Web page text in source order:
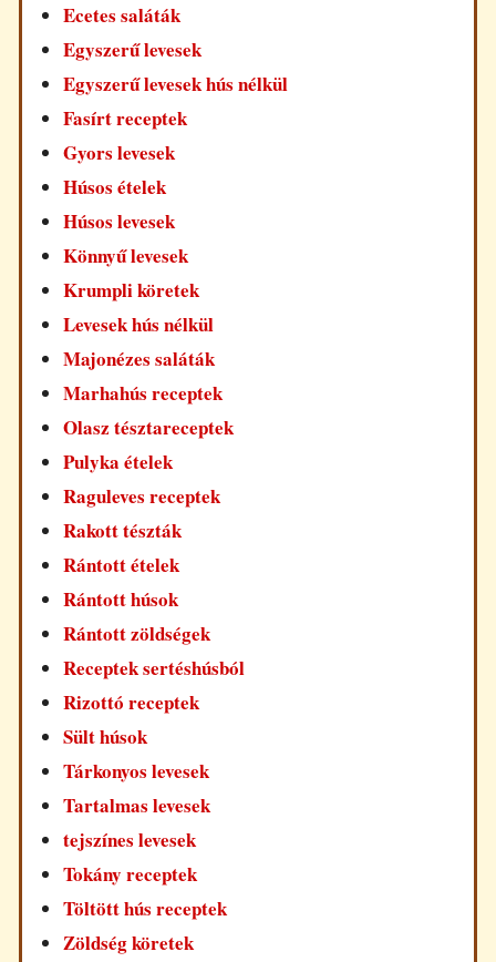
Ecetes saláták
Egyszerű levesek
Egyszerű levesek hús nélkül
Fasírt receptek
Gyors levesek
Húsos ételek
Húsos levesek
Könnyű levesek
Krumpli köretek
Levesek hús nélkül
Majonézes saláták
Marhahús receptek
Olasz tésztareceptek
Pulyka ételek
Raguleves receptek
Rakott tészták
Rántott ételek
Rántott húsok
Rántott zöldségek
Receptek sertéshúsból
Rizottó receptek
Sült húsok
Tárkonyos levesek
Tartalmas levesek
tejszínes levesek
Tokány receptek
Töltött hús receptek
Zöldség köretek